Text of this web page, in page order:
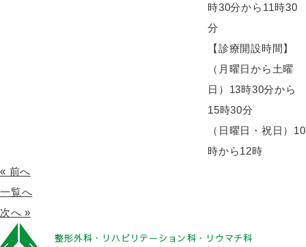
時30分から11時30
分
【診療開設時間】
（月曜日から土曜
日）13時30分から
15時30分
（日曜日・祝日）10
時から12時
« 前へ
一覧へ
次へ »